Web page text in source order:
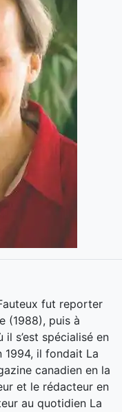
fut reporter
(1988), puis à
s’est spécialisé en
1994, il fondait La
canadien en la
et le rédacteur en
au quotidien La